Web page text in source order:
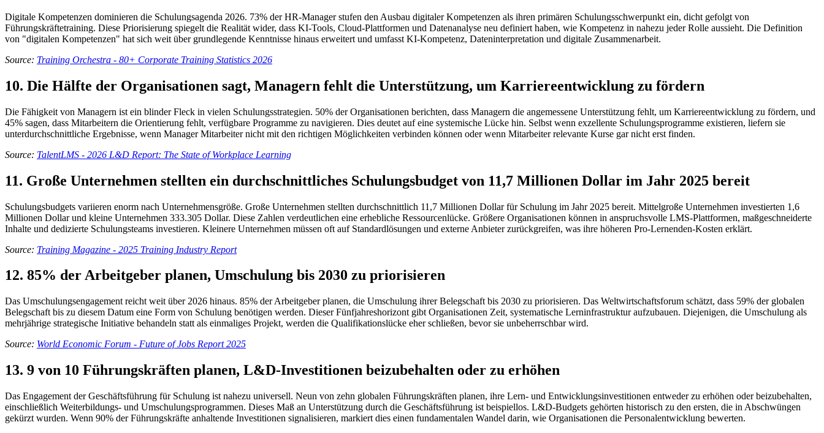
Digitale Kompetenzen dominieren die Schulungsagenda 2026. 73% der HR-Manager stufen den Ausbau digitaler Kompetenzen als ihren primären Schulungsschwerpunkt ein, dicht gefolgt von
Führungskräftetraining. Diese Priorisierung spiegelt die Realität wider, dass KI-Tools, Cloud-Plattformen und Datenanalyse neu definiert haben, wie Kompetenz in nahezu jeder Rolle aussieht. Die Definition
von "digitalen Kompetenzen" hat sich weit über grundlegende Kenntnisse hinaus erweitert und umfasst KI-Kompetenz, Dateninterpretation und digitale Zusammenarbeit.
Source: Training Orchestra - 80+ Corporate Training Statistics 2026
10. Die Hälfte der Organisationen sagt, Managern fehlt die Unterstützung, um Karriereentwicklung zu fördern
Die Fähigkeit von Managern ist ein blinder Fleck in vielen Schulungsstrategien. 50% der Organisationen berichten, dass Managern die angemessene Unterstützung fehlt, um Karriereentwicklung zu fördern, und
45% sagen, dass Mitarbeitern die Orientierung fehlt, verfügbare Programme zu navigieren. Dies deutet auf eine systemische Lücke hin. Selbst wenn exzellente Schulungsprogramme existieren, liefern sie
unterdurchschnittliche Ergebnisse, wenn Manager Mitarbeiter nicht mit den richtigen Möglichkeiten verbinden können oder wenn Mitarbeiter relevante Kurse gar nicht erst finden.
Source: TalentLMS - 2026 L&D Report: The State of Workplace Learning
11. Große Unternehmen stellten ein durchschnittliches Schulungsbudget von 11,7 Millionen Dollar im Jahr 2025 bereit
Schulungsbudgets variieren enorm nach Unternehmensgröße. Große Unternehmen stellten durchschnittlich 11,7 Millionen Dollar für Schulung im Jahr 2025 bereit. Mittelgroße Unternehmen investierten 1,6
Millionen Dollar und kleine Unternehmen 333.305 Dollar. Diese Zahlen verdeutlichen eine erhebliche Ressourcenlücke. Größere Organisationen können in anspruchsvolle LMS-Plattformen, maßgeschneiderte
Inhalte und dedizierte Schulungsteams investieren. Kleinere Unternehmen müssen oft auf Standardlösungen und externe Anbieter zurückgreifen, was ihre höheren Pro-Lernenden-Kosten erklärt.
Source: Training Magazine - 2025 Training Industry Report
12. 85% der Arbeitgeber planen, Umschulung bis 2030 zu priorisieren
Das Umschulungsengagement reicht weit über 2026 hinaus. 85% der Arbeitgeber planen, die Umschulung ihrer Belegschaft bis 2030 zu priorisieren. Das Weltwirtschaftsforum schätzt, dass 59% der globalen
Belegschaft bis zu diesem Datum eine Form von Schulung benötigen werden. Dieser Fünfjahreshorizont gibt Organisationen Zeit, systematische Lerninfrastruktur aufzubauen. Diejenigen, die Umschulung als
mehrjährige strategische Initiative behandeln statt als einmaliges Projekt, werden die Qualifikationslücke eher schließen, bevor sie unbeherrschbar wird.
Source: World Economic Forum - Future of Jobs Report 2025
13. 9 von 10 Führungskräften planen, L&D-Investitionen beizubehalten oder zu erhöhen
Das Engagement der Geschäftsführung für Schulung ist nahezu universell. Neun von zehn globalen Führungskräften planen, ihre Lern- und Entwicklungsinvestitionen entweder zu erhöhen oder beizubehalten,
einschließlich Weiterbildungs- und Umschulungsprogrammen. Dieses Maß an Unterstützung durch die Geschäftsführung ist beispiellos. L&D-Budgets gehörten historisch zu den ersten, die in Abschwüngen
gekürzt wurden. Wenn 90% der Führungskräfte anhaltende Investitionen signalisieren, markiert dies einen fundamentalen Wandel darin, wie Organisationen die Personalentwicklung bewerten.